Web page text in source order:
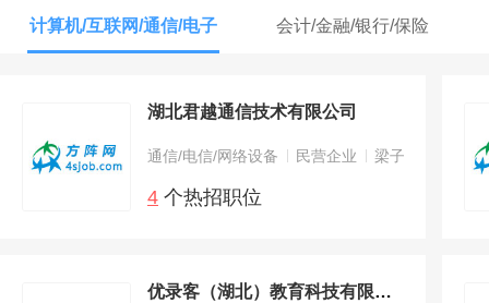
计算机/互联网/通信/电子 会计/金融/银行/保险
湖北君越通信技术有限公司
通信/电信/网络设备 民营企业 梁子湖区
4 个热招职位
优录客（湖北）教育科技有限公司